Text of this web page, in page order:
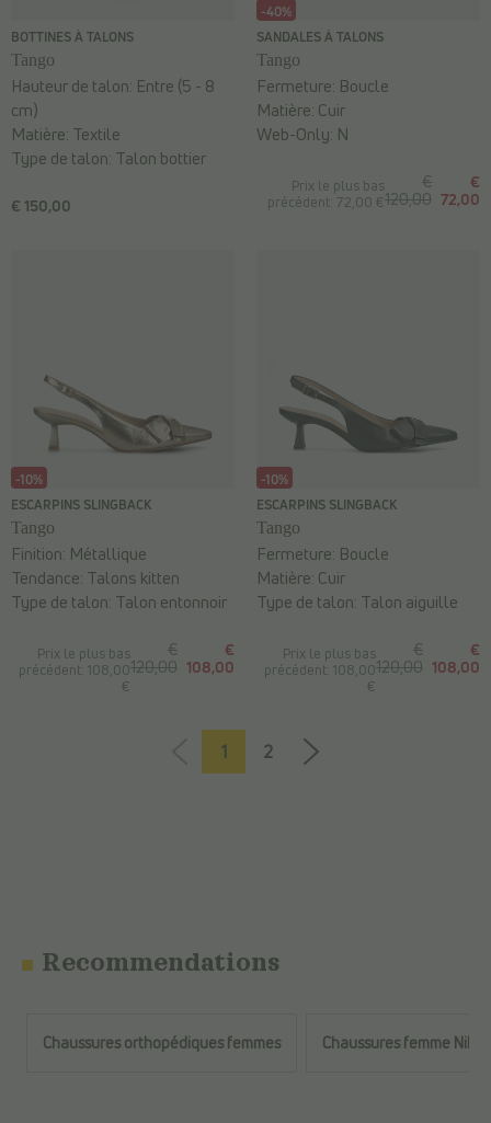
BOTTINES À TALONS
Tango
€ 150,00
Hauteur de talon: Entre (5 - 8
cm)
Matière: Textile
Type de talon: Talon bottier
-40%
SANDALES À TALONS
Tango
Prix le plus bas
précédent: 72,00 €
€
120,00
€
72,00
Fermeture: Boucle
Matière: Cuir
Web-Only: N
-10%
ESCARPINS SLINGBACK
Tango
Prix le plus bas
précédent: 108,00
€
€
120,00
€
108,00
Finition: Métallique
Tendance: Talons kitten
Type de talon: Talon entonnoir
-10%
ESCARPINS SLINGBACK
Tango
Prix le plus bas
précédent: 108,00
€
€
120,00
€
108,00
Fermeture: Boucle
Matière: Cuir
Type de talon: Talon aiguille
1 2
Recommendations
Chaussures orthopédiques femmes Chaussures femme Nike